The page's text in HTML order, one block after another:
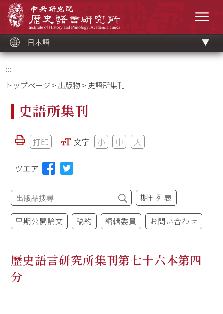
ッ
ク
日本語
:::
トップページ > 出版物 > 史語所集刊
史語所集刊
打印 文字 小 中 大
ツエア
期刊列表
早期公開論文 稿約 編輯委員 お問い合わせ
歷史語言研究所集刊第七十六本第四
分